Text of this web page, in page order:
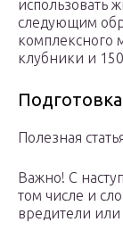
использовать
следующим
комплексного
клубники и
Полезная
Важно! С
том числе и
вредители